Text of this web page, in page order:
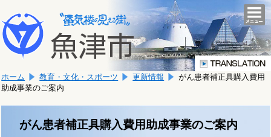
文
へ
移
ま
す。
こ
か
文
で
す。
ホーム 教育・文化・スポーツ 更新情報
がん患者補正具購入費用
助成事業のご案内
がん患者補正具購入費用助成事業のご案内